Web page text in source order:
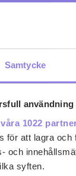
Samtycke
våra 1022
för att lagra och
och
syften.